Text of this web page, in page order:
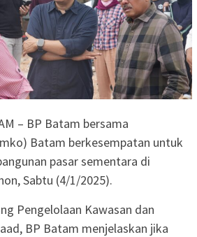
– BP Batam bersama
Batam berkesempatan untuk
pasar sementara di
Sabtu (4/1/2025).
Pengelolaan Kawasan dan
BP Batam menjelaskan jika